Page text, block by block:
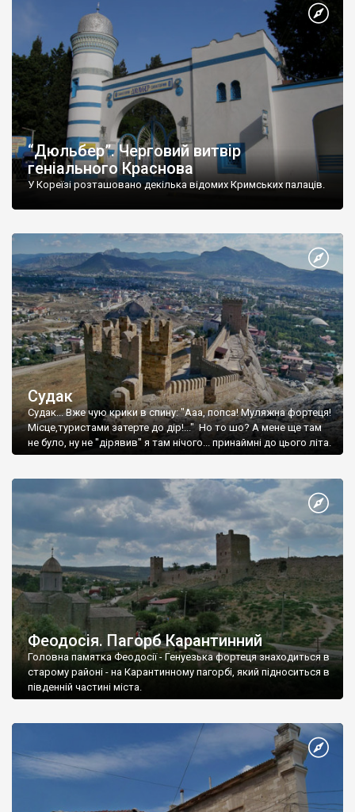
“Дюльбер”. Черговий витвір
геніального Краснова
У Кореїзі розташовано декілька відомих Кримських палаців.
Судак
Судак... Вже чую крики в спину: "Ааа, попса! Муляжна фортеця!
Місце,туристами затерте до дір!..." Но то шо? А мене ще там
не було, ну не "дірявив" я там нічого... принаймні до цього літа.
Феодосія. Пагорб Карантинний
Головна памятка Феодосії - Генуезька фортеця знаходиться в
старому районі - на Карантинному пагорбі, який підноситься в
південній частині міста.